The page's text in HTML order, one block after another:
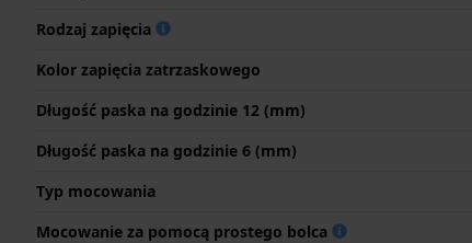
Rodzaj zapięcia
Kolor zapięcia zatrzaskowego
Długość paska na godzinie 12 (mm)
Długość paska na godzinie 6 (mm)
Typ mocowania
Mocowanie za pomocą prostego bolca